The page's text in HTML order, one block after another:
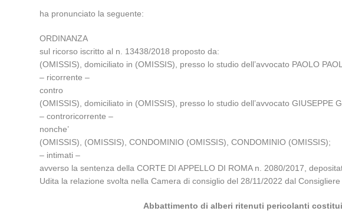
ha pronunciato la seguente:
ORDINANZA
sul ricorso iscritto al n. 13438/2018 proposto da:
(OMISSIS), domiciliato in (OMISSIS), presso lo studio dell’avvocato PAOLO
– ricorrente –
contro
(OMISSIS), domiciliato in (OMISSIS), presso lo studio dell’avvocato GIUSEPPE
– controricorrente –
nonche’
(OMISSIS), (OMISSIS), CONDOMINIO (OMISSIS), CONDOMINIO (OMISSIS);
– intimati –
avverso la sentenza della CORTE DI APPELLO DI ROMA n. 2080/2017,
Udita la relazione svolta nella Camera di consiglio del 28/11/2022 dal Consigliere
Abbattimento di alberi ritenuti pericolanti